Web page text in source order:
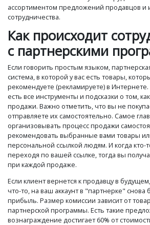
ассортиментом предложений продавцов и
сотрудничества.
Как происходит
с партнерскими
Если говорить простым языком,
система, в которой у вас есть товары,
рекомендуете (рекламируете) в
есть все инструменты и подсказки о том,
продажи. Важно отметить, что вы не
отправляете их самостоятельно. Самое
организовывать процесс продажи
рекомендовать выбранные вами товары
персональной ссылкой людям. И когда кто-
переходя по вашей ссылке, тогда вы
при каждой продаже.
Если клиент вернется к продавцу в
что-то, на ваш аккаунт в "партнерке" снова
прибыль. Размер комиссии зависит от
партнерской программы. Есть такие
вознаграждение достигает 60% от